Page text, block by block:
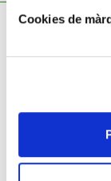
Cookies de